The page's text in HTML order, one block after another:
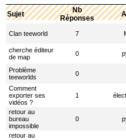
Sujet
Nb
Réponses
Clan teeworld 7
cherche éditeur
de map
0
Problème
teeworlds
0
Comment
exporter ses
vidéos ?
1
retour au
bureau
impossible
0
retour au